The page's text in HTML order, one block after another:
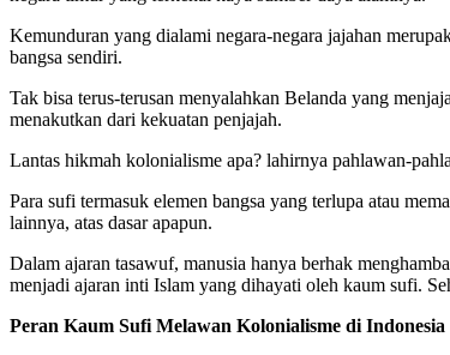
Kemunduran yang dialami negara-negara jajahan
bangsa sendiri.
Tak bisa terus-terusan menyalahkan Belanda yang
menakutkan dari kekuatan penjajah.
Lantas hikmah kolonialisme apa? lahirnya pahlawan-
Para sufi termasuk elemen bangsa yang terlupa atau
lainnya, atas dasar apapun.
Dalam ajaran tasawuf, manusia hanya berhak
menjadi ajaran inti Islam yang dihayati oleh kaum sufi.
Peran Kaum Sufi Melawan Kolonialisme di Indonesia